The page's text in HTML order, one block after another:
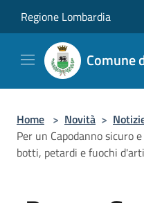
Regione Lombardia
Comune
Home > Novità >
Per un Capodanno sicuro
botti, petardi e fuochi